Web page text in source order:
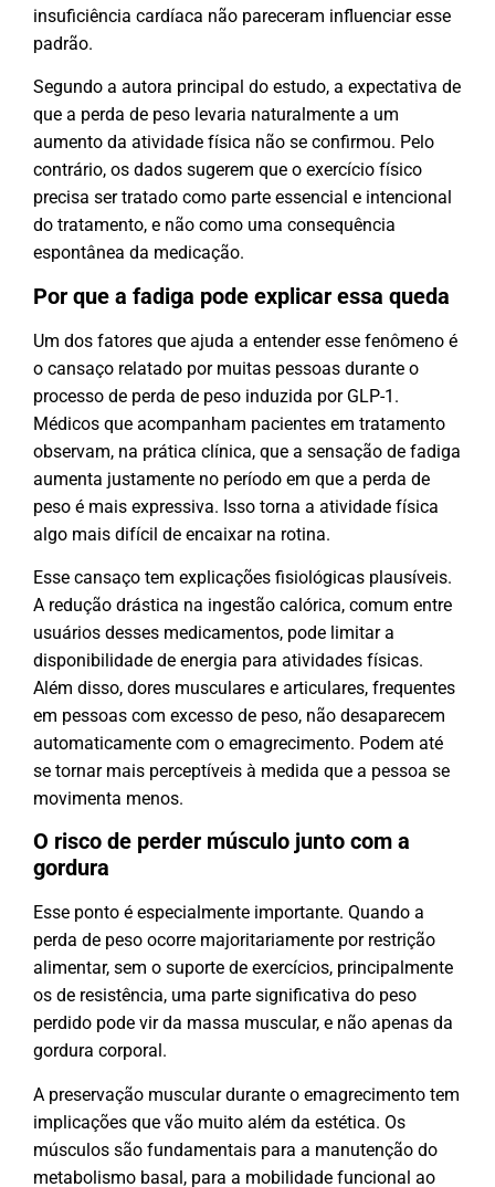
insuficiência cardíaca não pareceram influenciar esse
padrão.
Segundo a autora principal do estudo, a expectativa de
que a perda de peso levaria naturalmente a um
aumento da atividade física não se confirmou. Pelo
contrário, os dados sugerem que o exercício físico
precisa ser tratado como parte essencial e intencional
do tratamento, e não como uma consequência
espontânea da medicação.
Por que a fadiga pode explicar essa queda
Um dos fatores que ajuda a entender esse fenômeno é
o cansaço relatado por muitas pessoas durante o
processo de perda de peso induzida por GLP-1.
Médicos que acompanham pacientes em tratamento
observam, na prática clínica, que a sensação de fadiga
aumenta justamente no período em que a perda de
peso é mais expressiva. Isso torna a atividade física
algo mais difícil de encaixar na rotina.
Esse cansaço tem explicações fisiológicas plausíveis.
A redução drástica na ingestão calórica, comum entre
usuários desses medicamentos, pode limitar a
disponibilidade de energia para atividades físicas.
Além disso, dores musculares e articulares, frequentes
em pessoas com excesso de peso, não desaparecem
automaticamente com o emagrecimento. Podem até
se tornar mais perceptíveis à medida que a pessoa se
movimenta menos.
O risco de perder músculo junto com a
gordura
Esse ponto é especialmente importante. Quando a
perda de peso ocorre majoritariamente por restrição
alimentar, sem o suporte de exercícios, principalmente
os de resistência, uma parte significativa do peso
perdido pode vir da massa muscular, e não apenas da
gordura corporal.
A preservação muscular durante o emagrecimento tem
implicações que vão muito além da estética. Os
músculos são fundamentais para a manutenção do
metabolismo basal, para a mobilidade funcional ao